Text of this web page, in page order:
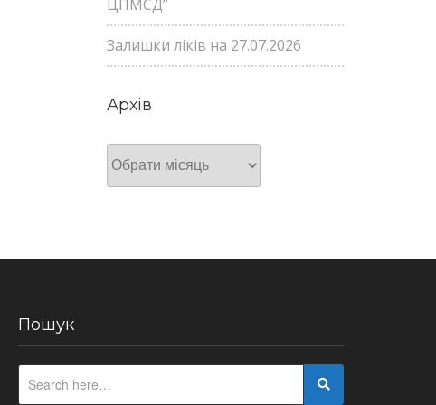
ЦПМСД”
Залишки ліків на 27.07.2026
Архів
Архів
Пошук